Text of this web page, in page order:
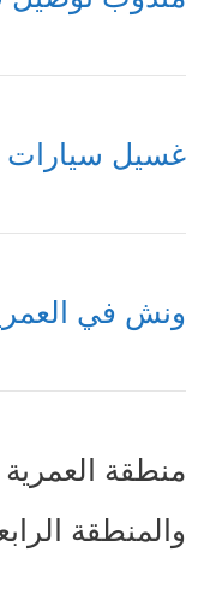
غسيل سيارات
ونش في
منطقة
والمنطقة